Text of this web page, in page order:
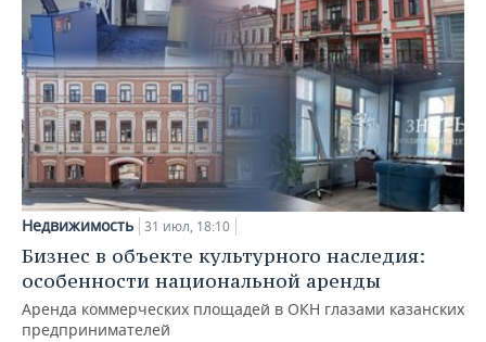
Недвижимость 31 июл, 18:10
Бизнес в объекте культурного наследия:
особенности национальной аренды
Аренда коммерческих площадей в ОКН глазами казанских
предпринимателей